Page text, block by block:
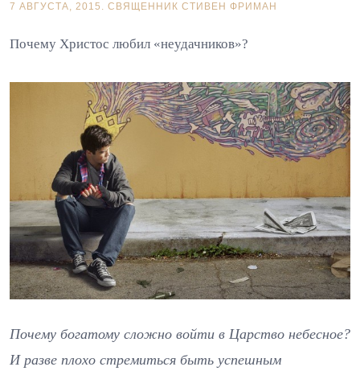
7 АВГУСТА, 2015. СВЯЩЕННИК СТИВЕН ФРИМАН
Почему Христос любил «неудачников»?
Почему богатому сложно войти в Царство небесное?
И разве плохо стремиться быть успешным